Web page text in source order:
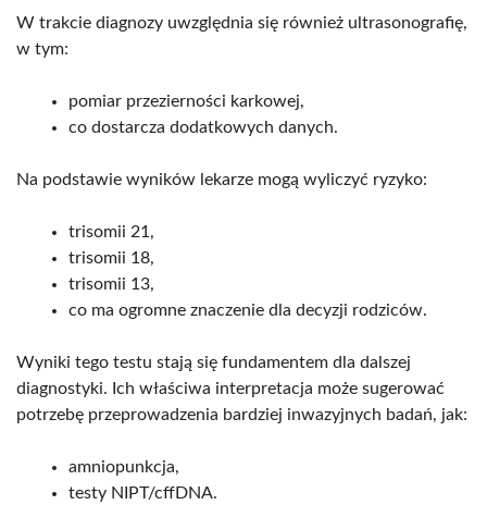
W trakcie diagnozy uwzględnia się również ultrasonografię,
w tym:
pomiar przezierności karkowej,
co dostarcza dodatkowych danych.
Na podstawie wyników lekarze mogą wyliczyć ryzyko:
trisomii 21,
trisomii 18,
trisomii 13,
co ma ogromne znaczenie dla decyzji rodziców.
Wyniki tego testu stają się fundamentem dla dalszej
diagnostyki. Ich właściwa interpretacja może sugerować
potrzebę przeprowadzenia bardziej inwazyjnych badań, jak:
amniopunkcja,
testy NIPT/cffDNA.